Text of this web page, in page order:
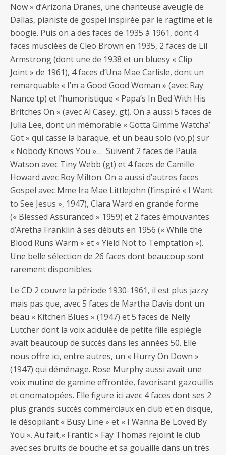
Now » d’Arizona Dranes, une chanteuse aveugle de
Dallas, pianiste de gospel inspirée par le ragtime et le
boogie. Puis on a des faces de 1935 à 1961, dont 4
faces musclées de Cleo Brown en 1935, 2 faces de Lil
Armstrong (dont une de 1938 et un bluesy « Clip
Joint » de 1961), 4 faces d’Una Mae Carlisle, dont un
remarquable « I’m a Good Good Woman » (avec Ray
Nance tp) et l’humoristique « Papa’s In Bed With His
Britches On » (avec Al Casey, gt). On a aussi 5 faces de
Julia Lee, dont un mémorable « Gotta Gimme Watcha’
Got » qui casse la baraque, et un beau solo (vo,p) sur
« Nobody Knows You »… Suivent 2 faces de Paula
Watson avec Tiny Webb (gt) et 4 faces de Camille
Howard avec Roy Milton. On a aussi d’autres faces
Gospel avec Mme Ira Mae Littlejohn (l’inspiré « I Want
to See Jesus », 1947), Clara Ward en grande forme
(« Blessed Assuranced » 1959) et 2 faces émouvantes
d’Aretha Franklin à ses débuts en 1956 (« While the
Blood Runs Warm » et « Yield Not to Temptation »).
Une belle sélection de 26 faces dont beaucoup sont
rarement disponibles.
Le CD 2 couvre la période 1930-1961, il est plus jazzy
mais pas que, avec 5 faces de Martha Davis dont un
beau « Kitchen Blues » (1947) et 5 faces de Nelly
Lutcher dont la voix acidulée de petite fille espiègle
avait beaucoup de succès dans les années 50. Elle
nous offre ici, entre autres, un « Hurry On Down »
(1947) qui déménage. Rose Murphy aussi avait une
voix mutine de gamine effrontée, favorisant gazouillis
et onomatopées. Elle figure ici avec 4 faces dont ses 2
plus grands succès commerciaux en club et en disque,
le désopilant « Busy Line » et « I Wanna Be Loved By
You ». Au fait,« Frantic » Fay Thomas rejoint le club
avec ses bruits de bouche et sa gouaille dans un très